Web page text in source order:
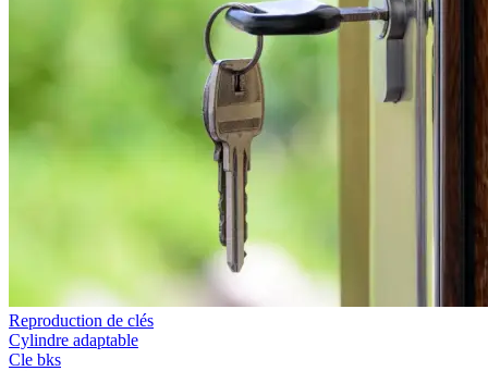
Reproduction de clés
Cylindre adaptable
Cle bks